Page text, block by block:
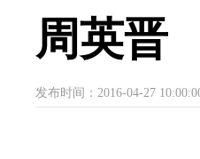
周英晋
发布时间：2016-04-27